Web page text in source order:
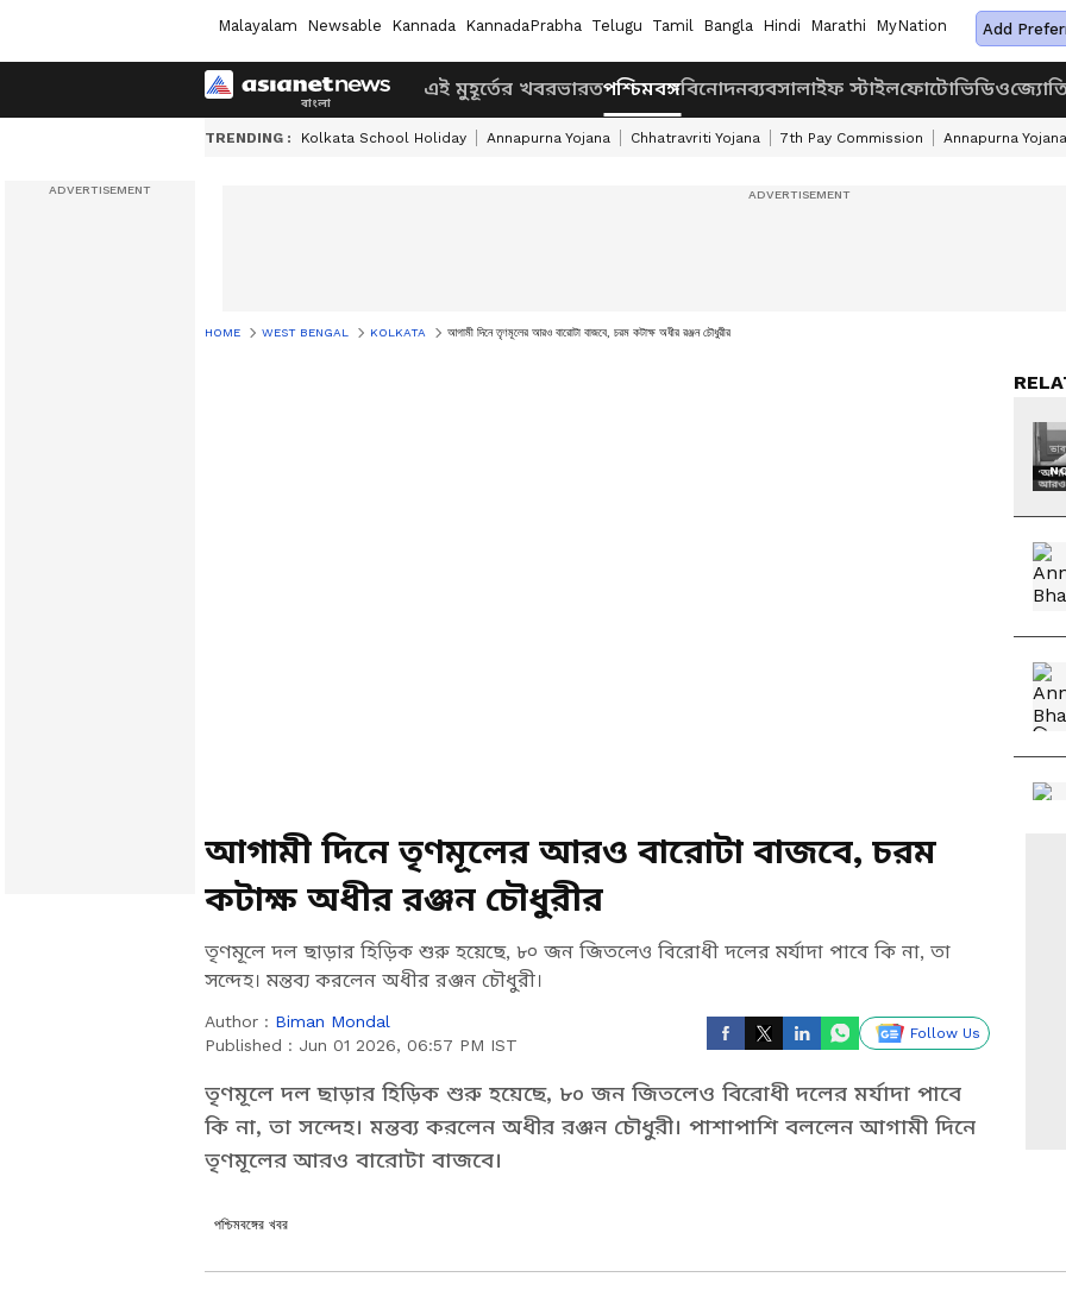
Malayalam Newsable Kannada KannadaPrabha Telugu Tamil Bangla Hindi Marathi MyNation Add
এই মুহূর্তের খবরভারতপশ্চিমবঙ্গবিনোদনব্যবসালাইফ স্টাইলফোটোভিডিও
TRENDING : Kolkata School Holiday Annapurna Yojana Chhatravriti Yojana 7th Pay Commission Annapurna
HOME WEST BENGAL KOLKATA আগামী দিনে তৃণমূলের আরও বারোটা বাজবে, চরম কটাক্ষ অধীর রঞ্জন চৌধুরীর
আগামী দিনে তৃণমূলের আরও বারোটা বাজবে, চরম
কটাক্ষ অধীর রঞ্জন চৌধুরীর
তৃণমূলে দল ছাড়ার হিড়িক শুরু হয়েছে, ৮০ জন জিতলেও বিরোধী দলের মর্যাদা পাবে কি না, তা
সন্দেহ। মন্তব্য করলেন অধীর রঞ্জন চৌধুরী।
Author : Biman Mondal
Published : Jun 01 2026, 06:57 PM IST
Follow Us
তৃণমূলে দল ছাড়ার হিড়িক শুরু হয়েছে, ৮০ জন জিতলেও বিরোধী দলের মর্যাদা পাবে
কি না, তা সন্দেহ। মন্তব্য করলেন অধীর রঞ্জন চৌধুরী। পাশাপাশি বললেন আগামী দিনে
তৃণমূলের আরও বারোটা বাজবে।
পশ্চিমবঙ্গের খবর